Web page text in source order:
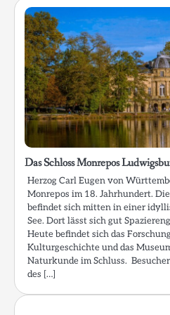
Das Schloss Monrepos
Herzog Carl Eugen von
Monrepos im 18. Jahrhundert.
befindet sich mitten in einer
See. Dort lässt sich gut
Heute befindet sich das
Kulturgeschichte und das
Naturkunde im Schluss.
des […]